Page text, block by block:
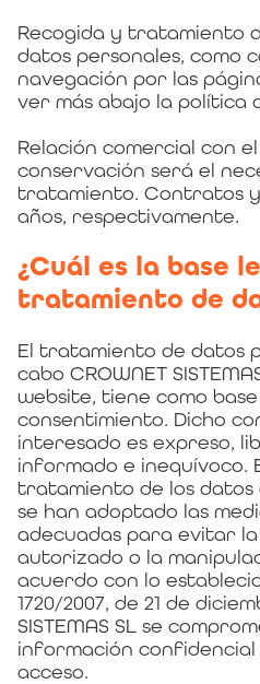
Recogida y tratamiento
datos personales, como
navegación por las
ver más abajo la política
Relación comercial con
conservación será el
tratamiento. Contratos
años, respectivamente.
¿Cuál es la base
tratamiento de
El tratamiento de datos
cabo CROWNET
website, tiene como
consentimiento. Dicho
interesado es expreso,
informado e inequívoco.
tratamiento de los
se han adoptado las
adecuadas para evitar
autorizado o la
acuerdo con lo
1720/2007, de 21 de
SISTEMAS SL se
información
acceso.